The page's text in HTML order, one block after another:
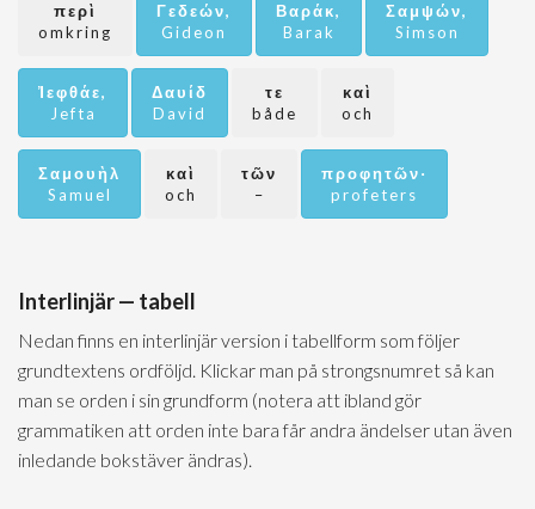
περὶ
omkring
Γεδεών,
Gideon
Βαράκ,
Barak
Σαμψών,
Simson
Ἰεφθάε,
Jefta
Δαυίδ
David
τε
både
καὶ
och
Σαμουὴλ
Samuel
καὶ
och
τῶν
–
προφητῶν·
profeters
Interlinjär — tabell
Nedan finns en interlinjär version i tabellform som följer
grundtextens ordföljd. Klickar man på strongsnumret så kan
man se orden i sin grundform (notera att ibland gör
grammatiken att orden inte bara får andra ändelser utan även
inledande bokstäver ändras).